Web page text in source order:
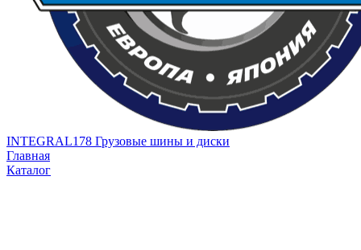
INTEGRAL178 Грузовые шины и диски
Главная
Каталог